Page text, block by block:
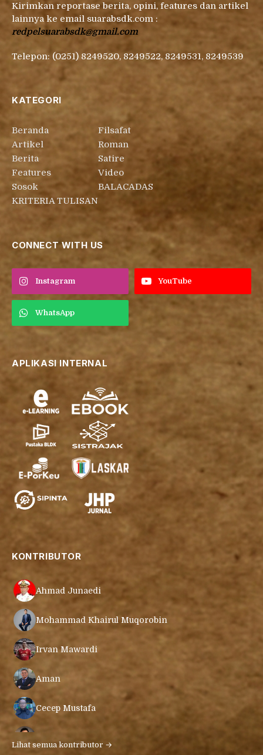
Kirimkan reportase berita, opini, features dan artikel
lainnya ke email suarabsdk.com :
redpelsuarabsdk@gmail.com
Telepon: (0251) 8249520, 8249522, 8249531, 8249539
KATEGORI
Beranda
Artikel
Berita
Features
Sosok
KRITERIA TULISAN
Filsafat
Roman
Satire
Video
BALACADAS
CONNECT WITH US
Instagram YouTube
WhatsApp
APLIKASI INTERNAL
KONTRIBUTOR
Ahmad Junaedi
Mohammad Khairul Muqorobin
Irvan Mawardi
Aman
Cecep Mustafa
Lihat semua kontributor →